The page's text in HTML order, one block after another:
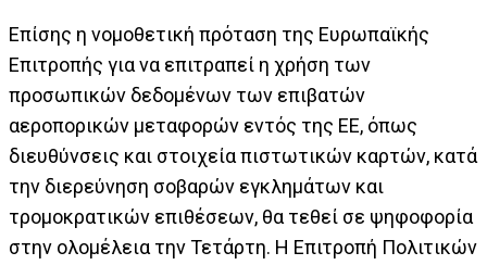
Επίσης η νομοθετική πρόταση της Ευρωπαϊκής
Επιτροπής για να επιτραπεί η χρήση των
προσωπικών δεδομένων των επιβατών
αεροπορικών μεταφορών εντός της ΕΕ, όπως
διευθύνσεις και στοιχεία πιστωτικών καρτών, κατά
την διερεύνηση σοβαρών εγκλημάτων και
τρομοκρατικών επιθέσεων, θα τεθεί σε ψηφοφορία
στην ολομέλεια την Τετάρτη. Η Επιτροπή Πολιτικών